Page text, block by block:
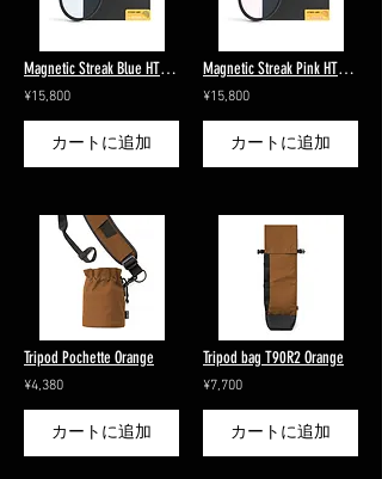
Magnetic Streak Blue HT100IV-M95 / Anamorphic
¥15,800
カートに追加
Magnetic Streak Pink HT100IV-M95 / Anamorphic
¥15,800
カートに追加
Tripod Pochette Orange
¥4,380
カートに追加
Tripod bag T90R2 Orange
¥7,700
カートに追加